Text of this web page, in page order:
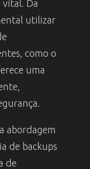
vital. Da
utilizar
como o
uma
abordagem
de backups
de